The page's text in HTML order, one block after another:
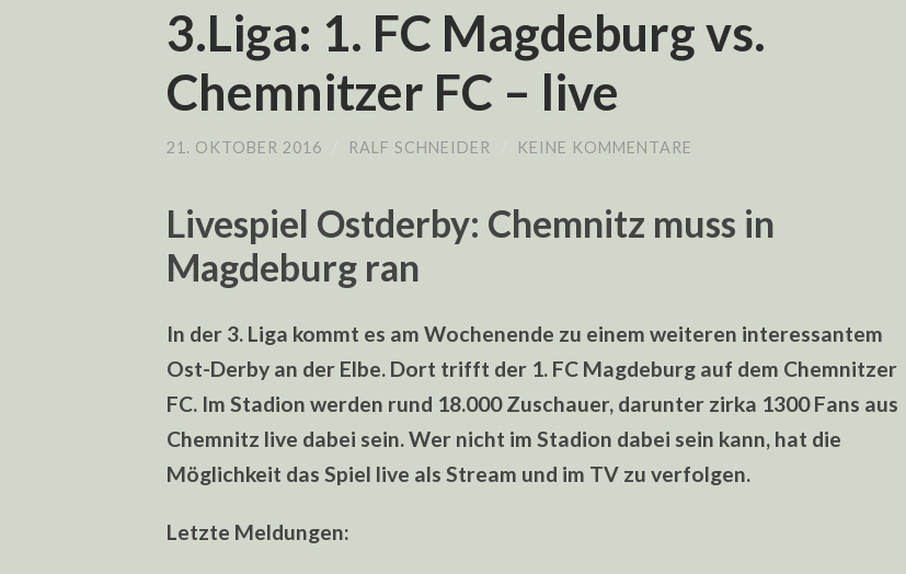
3.Liga: 1. FC Magdeburg vs.
Chemnitzer FC – live
21. OKTOBER 2016 RALF SCHNEIDER KEINE KOMMENTARE
Livespiel Ostderby: Chemnitz muss in
Magdeburg ran
In der 3. Liga kommt es am Wochenende zu einem weiteren interessantem
Ost-Derby an der Elbe. Dort trifft der 1. FC Magdeburg auf dem Chemnitzer
FC. Im Stadion werden rund 18.000 Zuschauer, darunter zirka 1300 Fans aus
Chemnitz live dabei sein. Wer nicht im Stadion dabei sein kann, hat die
Möglichkeit das Spiel live als Stream und im TV zu verfolgen.
Letzte Meldungen: